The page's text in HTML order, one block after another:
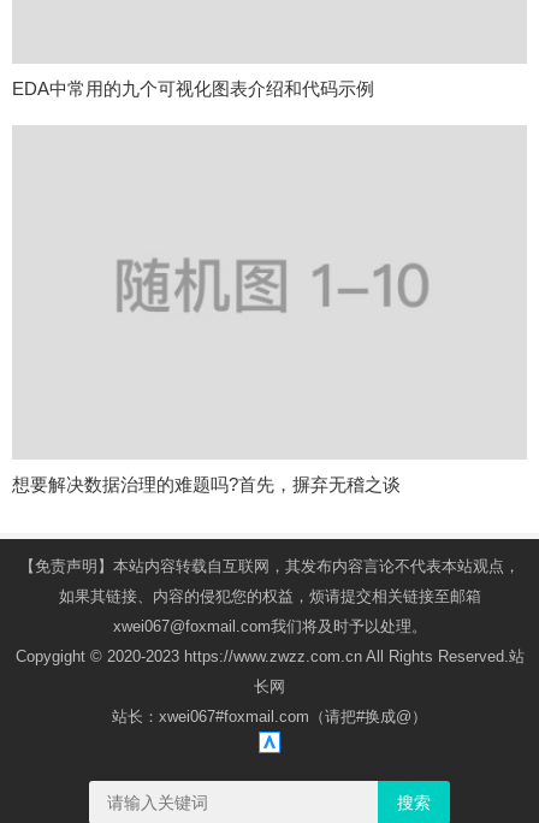
EDA中常用的九个可视化图表介绍和代码示例
想要解决数据治理的难题吗?首先，摒弃无稽之谈
【免责声明】本站内容转载自互联网，其发布内容言论不代表本站观点，
如果其链接、内容的侵犯您的权益，烦请提交相关链接至邮箱
xwei067@foxmail.com我们将及时予以处理。
Copygight © 2020-2023 https://www.zwzz.com.cn All Rights Reserved.站
长网
站长：xwei067#foxmail.com（请把#换成@）
搜索